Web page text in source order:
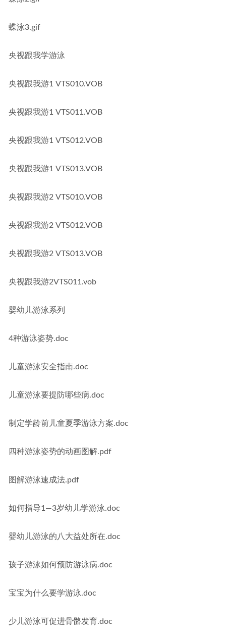
蝶泳3.gif
央视跟我学游泳
央视跟我游1 VTS010.VOB
央视跟我游1 VTS011.VOB
央视跟我游1 VTS012.VOB
央视跟我游1 VTS013.VOB
央视跟我游2 VTS010.VOB
央视跟我游2 VTS012.VOB
央视跟我游2 VTS013.VOB
央视跟我游2VTS011.vob
婴幼儿游泳系列
4种游泳姿势.doc
儿童游泳安全指南.doc
儿童游泳要提防哪些病.doc
制定学龄前儿童夏季游泳方案.doc
四种游泳姿势的动画图解.pdf
图解游泳速成法.pdf
如何指导1—3岁幼儿学游泳.doc
婴幼儿游泳的八大益处所在.doc
孩子游泳如何预防游泳病.doc
宝宝为什么要学游泳.doc
少儿游泳可促进骨骼发育.doc